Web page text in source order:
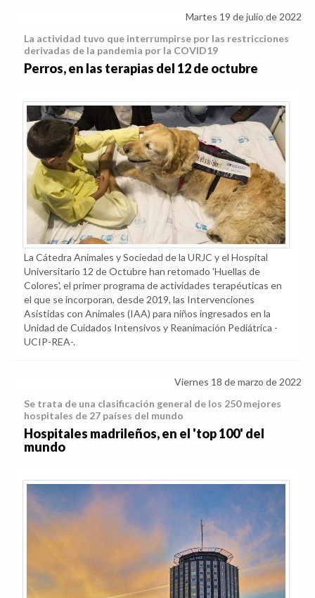
Martes 19 de julio de 2022
La actividad tuvo que interrumpirse por las restricciones
derivadas de la pandemia por la COVID19
Perros, en las terapias del 12 de octubre
La Cátedra Animales y Sociedad de la URJC y el Hospital
Universitario 12 de Octubre han retomado 'Huellas de
Colores', el primer programa de actividades terapéuticas en
el que se incorporan, desde 2019, las Intervenciones
Asistidas con Animales (IAA) para niños ingresados en la
Unidad de Cuidados Intensivos y Reanimación Pediátrica -
UCIP-REA-.
Viernes 18 de marzo de 2022
Se trata de una clasificación general de los 250 mejores
hospitales de 27 países del mundo
Hospitales madrileños, en el 'top 100' del
mundo